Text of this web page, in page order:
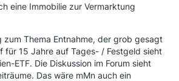
eine Immobilie zur Vermarktung
zum Thema Entnahme, der grob gesagt
für 15 Jahre auf Tages- / Festgeld sieht
ETF. Die Diskussion im Forum sieht
Das wäre mMn auch ein